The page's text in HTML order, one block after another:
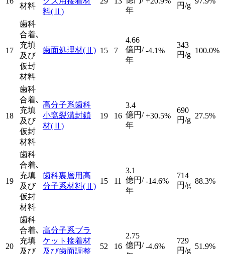
材料
料(Ⅱ)
年
円/g
17
歯科
合着､
充填
及び
仮封
材料
歯面処理材(Ⅱ) 15 7
4.66
億円/
年
-4.1%
343
円/g 100.0%
18
歯科
合着､
充填
及び
仮封
材料
高分子系歯科
小窩裂溝封鎖
材(Ⅱ)
19 16
3.4
億円/
年
+30.5%
690
円/g 27.5%
19
歯科
合着､
充填
及び
仮封
材料
歯科裏層用高
分子系材料(Ⅱ)
15 11
3.1
億円/
年
-14.6%
714
円/g 88.3%
20
歯科
合着､
充填
及び
高分子系ブラ
ケット接着材
及び歯面調整
52 16
2.75
億円/ -4.6%
729
円/g 51.9%